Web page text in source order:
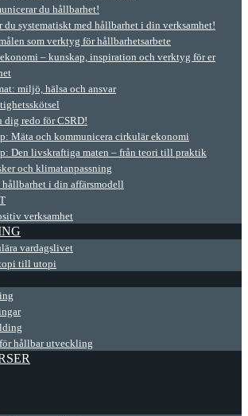
du hållbarhet!
du systematiskt med hållbarhet i din verksamhet!
som verktyg för hållbarhetsarbete
– kunskap, inspiration och verktyg för er
miljö, hälsa och ansvar
dig redo för CSRD!
Mäta och kommunicera cirkulär ekonomi
Den livskraftiga maten – från teori till praktik
och klimatanpassning
hållbarhet i din affärsmodell
verksamhet
vardagslivet
till utopi
hållbar utveckling